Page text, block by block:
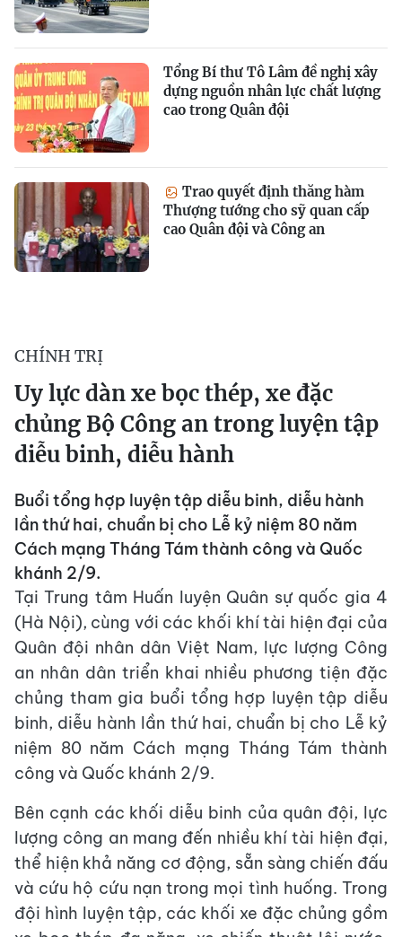
Tổng Bí thư Tô Lâm đề nghị xây
dựng nguồn nhân lực chất lượng
cao trong Quân đội
Trao quyết định thăng hàm
Thượng tướng cho sỹ quan cấp
cao Quân đội và Công an
CHÍNH TRỊ
Uy lực dàn xe bọc thép, xe đặc
chủng Bộ Công an trong luyện tập
diễu binh, diễu hành
Buổi tổng hợp luyện tập diễu binh, diễu hành
lần thứ hai, chuẩn bị cho Lễ kỷ niệm 80 năm
Cách mạng Tháng Tám thành công và Quốc
khánh 2/9.
Tại Trung tâm Huấn luyện Quân sự quốc gia 4
(Hà Nội), cùng với các khối khí tài hiện đại của
Quân đội nhân dân Việt Nam, lực lượng Công
an nhân dân triển khai nhiều phương tiện đặc
chủng tham gia buổi tổng hợp luyện tập diễu
binh, diễu hành lần thứ hai, chuẩn bị cho Lễ kỷ
niệm 80 năm Cách mạng Tháng Tám thành
công và Quốc khánh 2/9.
Bên cạnh các khối diễu binh của quân đội, lực
lượng công an mang đến nhiều khí tài hiện đại,
thể hiện khả năng cơ động, sẵn sàng chiến đấu
và cứu hộ cứu nạn trong mọi tình huống. Trong
đội hình luyện tập, các khối xe đặc chủng gồm